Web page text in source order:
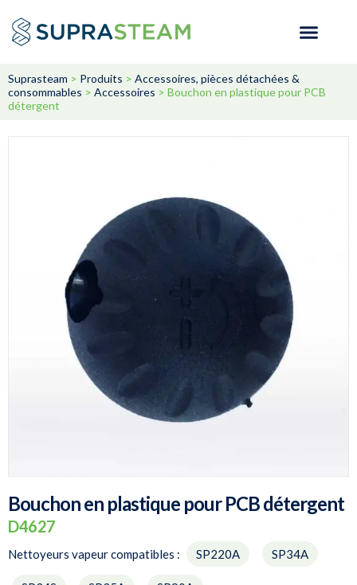
Suprasteam > Produits > Accessoires, pièces détachées &
consommables > Accessoires > Bouchon en plastique pour PCB
détergent
Bouchon en plastique pour PCB détergent
D4627
Nettoyeurs vapeur compatibles :